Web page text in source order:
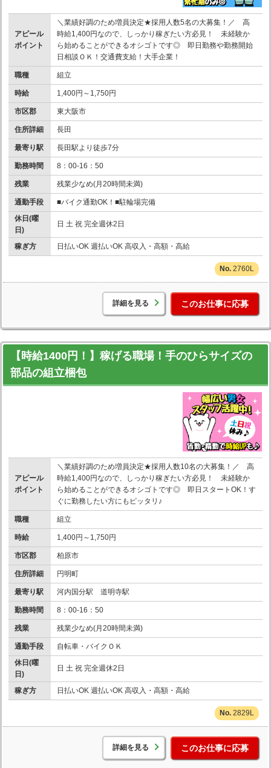
アピール
ポイント
＼業績好調のため増員決定★採用人数5名の大募集！／ 高
時給1,400円なので、しっかり稼ぎたい方必見！ 未経験か
ら始めることができるオシゴトです◎ 即日勤務や勤務開始
日相談ＯＫ！交通費支給！大手企業！
職種 組立
時給 1,400円～1,750円
市区郡 東大阪市
住所詳細 長田
最寄り駅 長田駅より徒歩7分
勤務時間 8：00-16：50
残業 残業少なめ(月20時間未満)
通勤手段
■バイク通勤OK！■駐輪場完備
休日(曜
日)
日 土 祝 完全週休2日
稼ぎ方 日払いOK 週払いOK 高収入・高額・高給
2760L
詳細を見る このお仕事に応募
【時給1400円！】稼げる職場！手のひらサイズの
部品の組立梱包
アピール
ポイント
＼業績好調のため増員決定★採用人数10名の大募集！／ 高
時給1,400円なので、しっかり稼ぎたい方必見！ 未経験か
ら始めることができるオシゴトです◎ 即日スタートOK！す
ぐに勤務したい方にもピッタリ♪
職種 組立
時給 1,400円～1,750円
市区郡 柏原市
住所詳細 円明町
最寄り駅 河内国分駅 道明寺駅
勤務時間 8：00-16：50
残業 残業少なめ(月20時間未満)
通勤手段
自転車・バイクＯＫ
休日(曜
日)
日 土 祝 完全週休2日
稼ぎ方 日払いOK 週払いOK 高収入・高額・高給
2829L
詳細を見る このお仕事に応募